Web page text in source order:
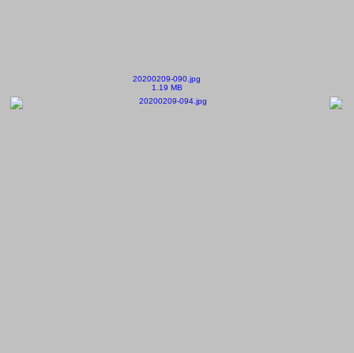
20200209-090.jpg
1.19 MB